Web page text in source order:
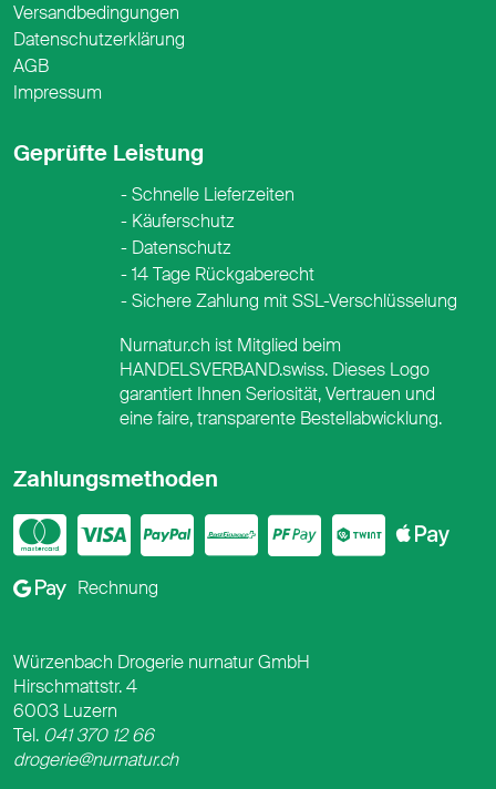
Versandbedingungen
Datenschutzerklärung
AGB
Impressum
Geprüfte Leistung
Schnelle Lieferzeiten
Käuferschutz
Datenschutz
14 Tage Rückgaberecht
Sichere Zahlung mit SSL-Verschlüsselung
Zahlungsmethoden
Mastercard
VisaPayPal
PostFinance
Twint
Google Pay
Rechnung
Nurnatur.ch ist Mitglied beim
HANDELSVERBAND.swiss. Dieses Logo
garantiert Ihnen Seriosität, Vertrauen und
eine faire, transparente Bestellabwicklung.
Würzenbach Drogerie nurnatur GmbH
Hirschmattstr. 4
6003 Luzern
Tel. 041 370 12 66
drogerie@nurnatur.ch